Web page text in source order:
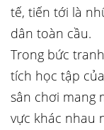
tế, tiến tới là
dân toàn cầu.
Trong bức
tích học tập
sân chơi mang
vực khác nhau